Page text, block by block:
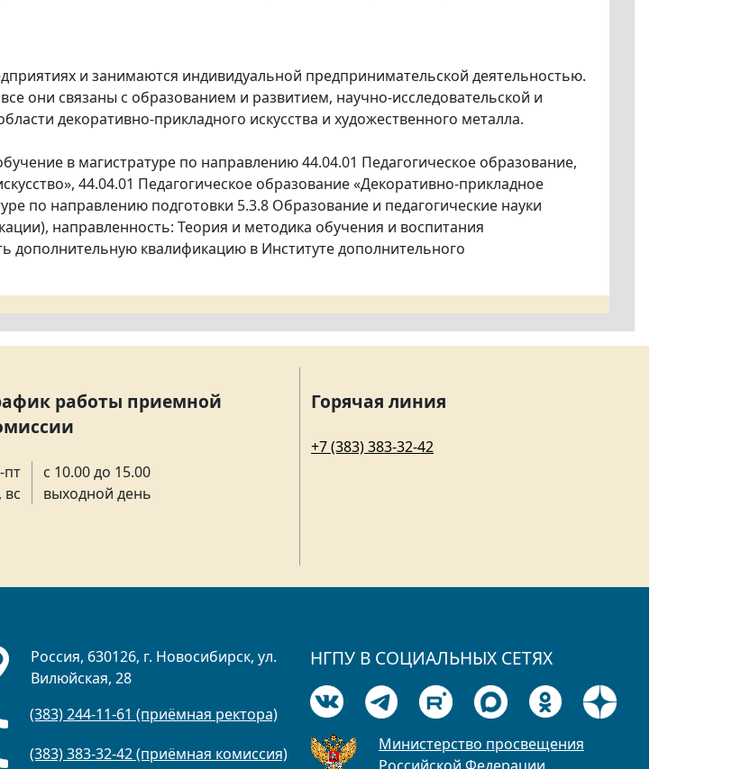
и занимаются индивидуальной предпринимательской деятельностью.
они связаны с образованием и развитием, научно-исследовательской и
декоративно-прикладного искусства и художественного металла.
в магистратуре по направлению 44.04.01 Педагогическое образование,
44.04.01 Педагогическое образование «Декоративно-прикладное
по направлению подготовки 5.3.8 Образование и педагогические науки
направленность: Теория и методика обучения и воспитания
дополнительную квалификацию в Институте дополнительного
работы приемной
пт
вс
с 10.00 до 15.00
выходной день
Горячая линия
+7 (383) 383-32-42
Россия, 630126, г. Новосибирск, ул.
Вилюйская, 28
(383) 244-11-61 (приёмная ректора)
(383) 383-32-42 (приёмная комиссия)
НГПУ В СОЦИАЛЬНЫХ СЕТЯХ
Министерство просвещения